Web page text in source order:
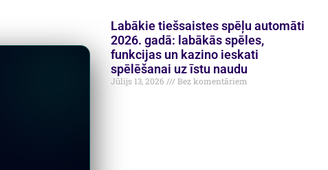
Labākie tiešsaistes spēļu automāti
2026. gadā: labākās spēles,
funkcijas un kazino ieskati
spēlēšanai uz īstu naudu
Jūlijs 13, 2026 Bez komentāriem